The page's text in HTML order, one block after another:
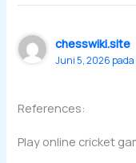
chesswiki.site
Juni 5, 2026 pada
References:
Play online cricket